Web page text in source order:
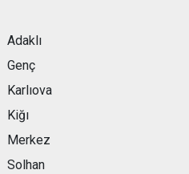
Adaklı
Genç
Karlıova
Kiğı
Merkez
Solhan